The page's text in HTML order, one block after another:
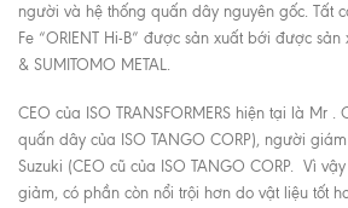
người và hệ thống quấn dây nguyên gốc. Tất
Fe “ORIENT Hi-B” được sản xuất bới được sản
& SUMITOMO METAL.
CEO của ISO TRANSFORMERS hiện tại là Mr
quấn dây của ISO TANGO CORP), người giám
Suzuki (CEO cũ của ISO TANGO CORP. Vì
giảm, có phần còn nổi trội hơn do vật liệu tốt